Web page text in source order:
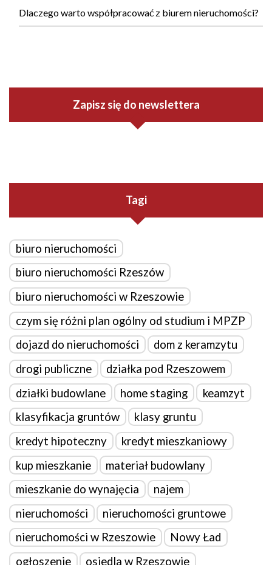
Dlaczego warto współpracować z biurem nieruchomości?
Zapisz się do newslettera
Tagi
biuro nieruchomości
biuro nieruchomości Rzeszów
biuro nieruchomości w Rzeszowie
czym się różni plan ogólny od studium i MPZP
dojazd do nieruchomości
dom z keramzytu
drogi publiczne
działka pod Rzeszowem
działki budowlane
home staging
keamzyt
klasyfikacja gruntów
klasy gruntu
kredyt hipoteczny
kredyt mieszkaniowy
kup mieszkanie
materiał budowlany
mieszkanie do wynajęcia
najem
nieruchomości
nieruchomości gruntowe
nieruchomości w Rzeszowie
Nowy Ład
ogłoszenie
osiedla w Rzeszowie